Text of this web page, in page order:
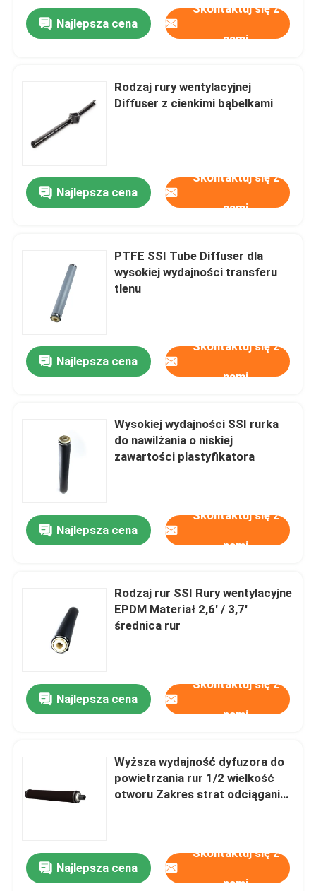
Najlepsza cena
Skontaktuj się z
nami
Rodzaj rury wentylacyjnej
Diffuser z cienkimi bąbelkami
Najlepsza cena
Skontaktuj się z
nami
PTFE SSI Tube Diffuser dla
wysokiej wydajności transferu
tlenu
Najlepsza cena
Skontaktuj się z
nami
Wysokiej wydajności SSI rurka
do nawilżania o niskiej
zawartości plastyfikatora
Najlepsza cena
Skontaktuj się z
nami
Rodzaj rur SSI Rury wentylacyjne
EPDM Materiał 2,6' / 3,7'
średnica rur
Najlepsza cena
Skontaktuj się z
nami
Wyższa wydajność dyfuzora do
powietrzania rur 1/2 wielkość
otworu Zakres strat odciągania
Najlepsza cena
Skontaktuj się z
nami